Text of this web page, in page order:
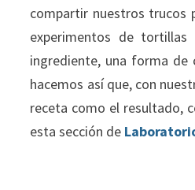
compartir nuestros trucos
experimentos de tortillas
ingrediente, una forma de
hacemos así que, con
receta como el resultado,
esta sección de